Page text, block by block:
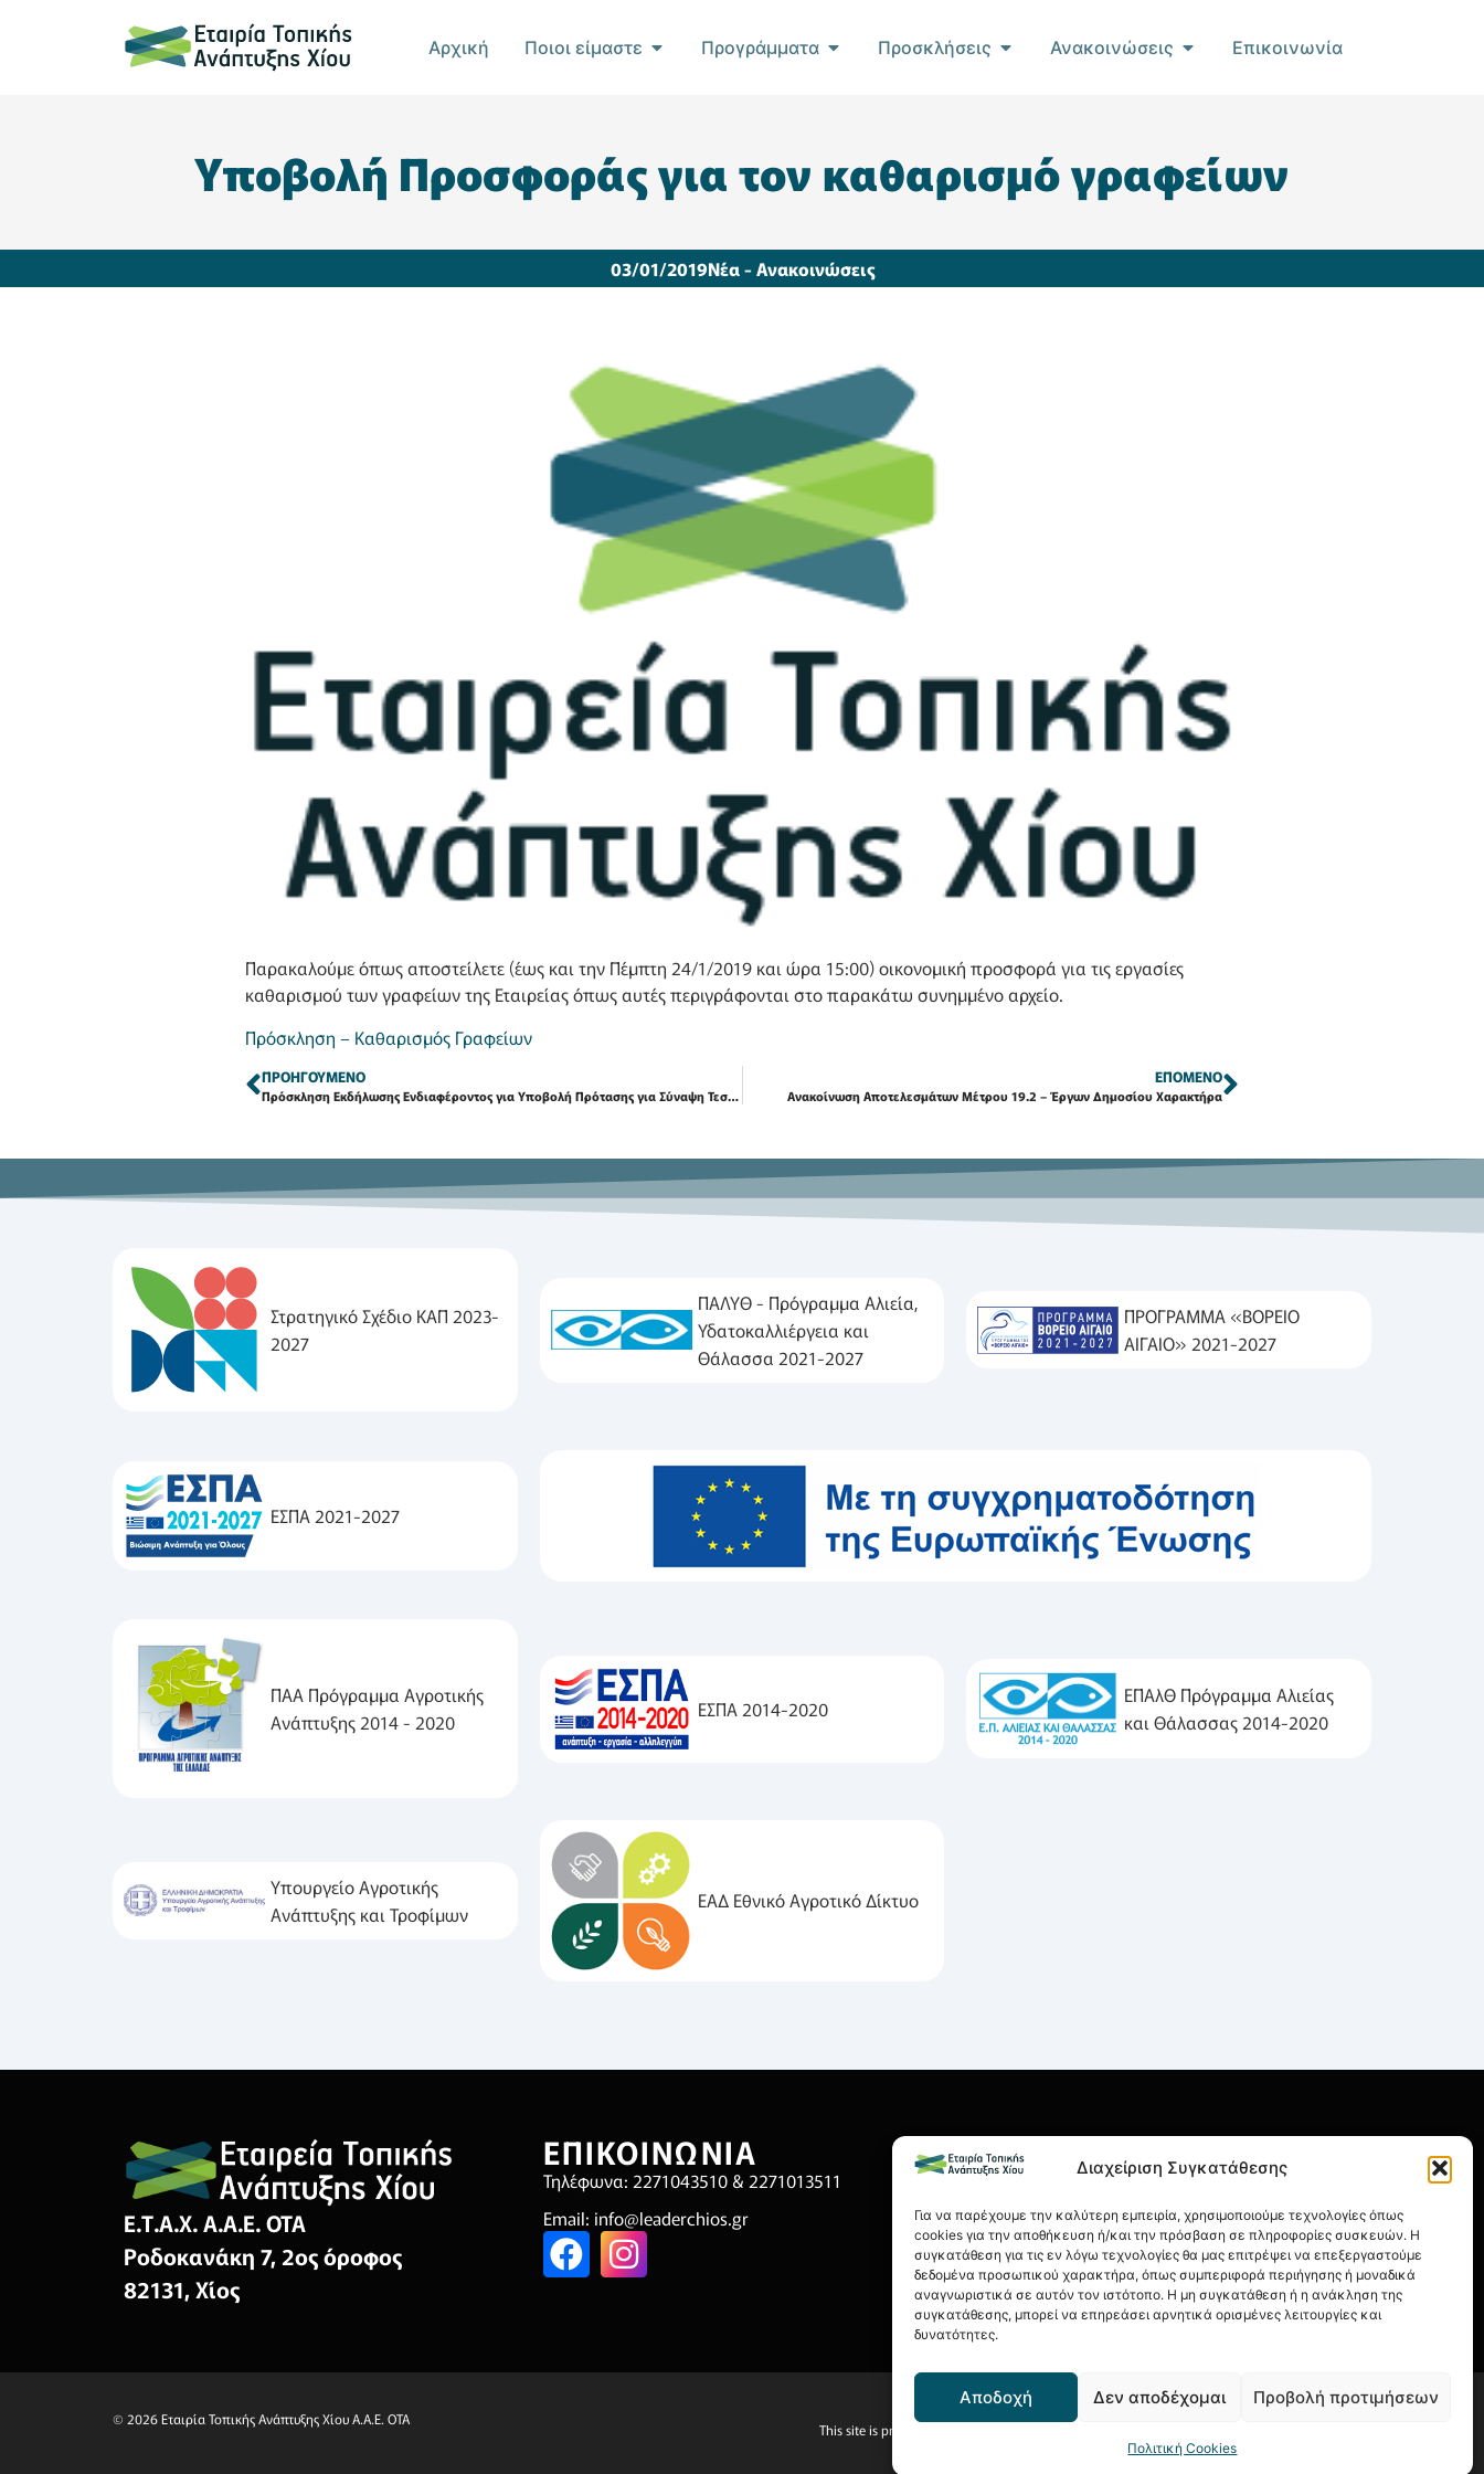
Διαχείριση Συγκατάθεσης
Για να παρέχουμε την καλύτερη εμπειρία, χρησιμοποιούμε τεχνολογίες όπως
cookies για την αποθήκευση ή/και την πρόσβαση σε πληροφορίες συσκευών. Η
συγκατάθεση για τις εν λόγω τεχνολογίες θα μας επιτρέψει να επεξεργαστούμε
δεδομένα προσωπικού χαρακτήρα, όπως συμπεριφορά περιήγησης ή μοναδικά
αναγνωριστικά σε αυτόν τον ιστότοπο. Η μη συγκατάθεση ή η ανάκληση της
συγκατάθεσης, μπορεί να επηρεάσει αρνητικά ορισμένες λειτουργίες και
δυνατότητες.
Αποδοχή Δεν αποδέχομαι Προβολή προτιμήσεων
Πολιτική Cookies
Αρχική Ποιοι είμαστε Προγράμματα Προσκλήσεις Ανακοινώσεις Επικοινωνία
Υποβολή Προσφοράς για τον καθαρισμό γραφείων
03/01/2019Νέα - Ανακοινώσεις
Παρακαλούμε όπως αποστείλετε (έως και την Πέμπτη 24/1/2019 και ώρα 15:00) οικονομική προσφορά για τις εργασίες
καθαρισμού των γραφείων της Εταιρείας όπως αυτές περιγράφονται στο παρακάτω συνημμένο αρχείο.
Πρόσκληση – Καθαρισμός Γραφείων
ΠΡΟΗΓΟΎΜΕΝΟ
Πρόσκληση Εκδήλωσης Ενδιαφέροντος για Υποβολή Πρότασης για Σύναψη Τεσσάρων Συμβάσεων Μίσθωσης Έργου (Σ.Μ.Ε)
ΕΠΌΜΕΝΟ
Ανακοίνωση Αποτελεσμάτων Μέτρου 19.2 – Έργων Δημοσίου Χαρακτήρα
Στρατηγικό Σχέδιο ΚΑΠ 2023-
2027
ΠΑΛΥΘ - Πρόγραμμα Αλιεία,
Υδατοκαλλιέργεια και
Θάλασσα 2021-2027
ΠΡΟΓΡΑΜΜΑ «ΒΟΡΕΙΟ
ΑΙΓΑΙΟ» 2021-2027
ΕΣΠΑ 2021-2027
ΠΑΑ Πρόγραμμα Αγροτικής
Ανάπτυξης 2014 - 2020
ΕΣΠΑ 2014-2020
ΕΠΑλΘ Πρόγραμμα Αλιείας
και Θάλασσας 2014-2020
Υπουργείο Αγροτικής
Ανάπτυξης και Τροφίμων
ΕΑΔ Εθνικό Αγροτικό Δίκτυο
Ε.Τ.Α.Χ. Α.Α.Ε. ΟΤΑ
Ροδοκανάκη 7, 2ος όροφος
82131, Χίος
ΕΠΙΚΟΙΝΩΝΙΑ
Τηλέφωνα: 2271043510 & 2271013511
Email: info@leaderchios.gr
ΧΡΗΣΙΜΑ
Όροι Χρήσης
Πολιτική Απορρήτου
Πολιτική Cookies
Οικονομικά Στοιχεία
© 2026 Εταιρία Τοπικής Ανάπτυξης Χίου Α.Α.Ε. ΟΤΑ
This site is protected by reCAPTCHA and the Google Privacy Policy and Terms of Service apply.